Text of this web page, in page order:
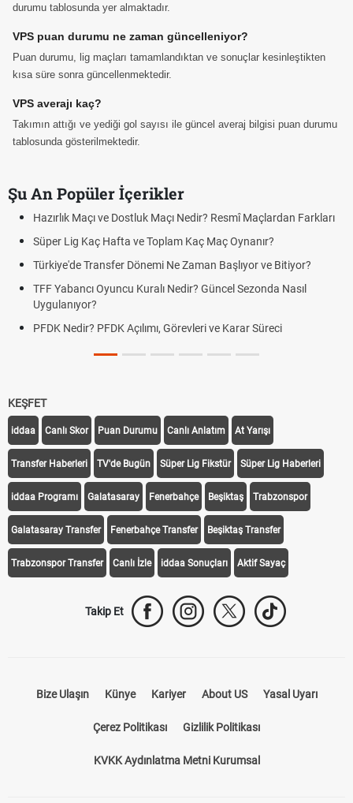
durumu tablosunda yer almaktadır.
VPS puan durumu ne zaman güncelleniyor?
Puan durumu, lig maçları tamamlandıktan ve sonuçlar kesinleştikten
kısa süre sonra güncellenmektedir.
VPS averajı kaç?
Takımın attığı ve yediği gol sayısı ile güncel averaj bilgisi puan durumu
tablosunda gösterilmektedir.
Şu An Popüler İçerikler
Hazırlık Maçı ve Dostluk Maçı Nedir? Resmî Maçlardan Farkları
Süper Lig Kaç Hafta ve Toplam Kaç Maç Oynanır?
Türkiye'de Transfer Dönemi Ne Zaman Başlıyor ve Bitiyor?
TFF Yabancı Oyuncu Kuralı Nedir? Güncel Sezonda Nasıl
Uygulanıyor?
PFDK Nedir? PFDK Açılımı, Görevleri ve Karar Süreci
KEŞFET
iddaa Canlı Skor Puan Durumu Canlı Anlatım At Yarışı
Transfer Haberleri TV'de Bugün Süper Lig Fikstür Süper Lig Haberleri
iddaa Programı Galatasaray Fenerbahçe Beşiktaş Trabzonspor
Galatasaray Transfer Fenerbahçe Transfer Beşiktaş Transfer
Trabzonspor Transfer Canlı İzle iddaa Sonuçları Aktif Sayaç
Takip Et
Bize Ulaşın Künye Kariyer About US Yasal Uyarı
Çerez Politikası Gizlilik Politikası
KVKK Aydınlatma Metni Kurumsal